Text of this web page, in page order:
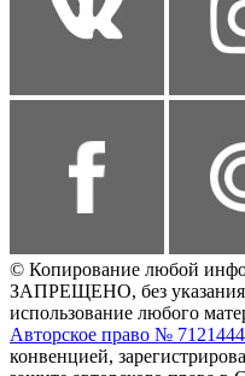
© Копирование любой
ЗАПРЕЩЕНО, без указания
использование любого
Авторское право №
конвенцией,